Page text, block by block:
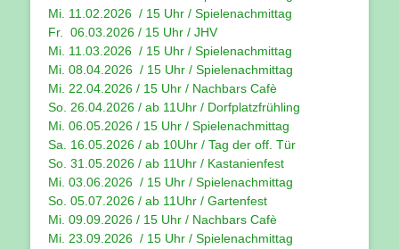
Mi. 11.02.2026 / 15 Uhr / Spielenachmittag
Fr. 06.03.2026 / 15 Uhr / JHV
Mi. 11.03.2026 / 15 Uhr / Spielenachmittag
Mi. 08.04.2026 / 15 Uhr / Spielenachmittag
Mi. 22.04.2026 / 15 Uhr / Nachbars Cafè
So. 26.04.2026 / ab 11Uhr / Dorfplatzfrühling
Mi. 06.05.2026 / 15 Uhr / Spielenachmittag
Sa. 16.05.2026 / ab 10Uhr / Tag der off. Tür
So. 31.05.2026 / ab 11Uhr / Kastanienfest
Mi. 03.06.2026 / 15 Uhr / Spielenachmittag
So. 05.07.2026 / ab 11Uhr / Gartenfest
Mi. 09.09.2026 / 15 Uhr / Nachbars Cafè
Mi. 23.09.2026 / 15 Uhr / Spielenachmittag